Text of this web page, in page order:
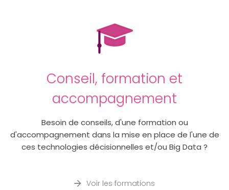
Conseil, formation et
accompagnement
Besoin de conseils, d'une formation ou
d'accompagnement dans la mise en place de l'une de
ces technologies décisionnelles et/ou Big Data ?
Voir les formations